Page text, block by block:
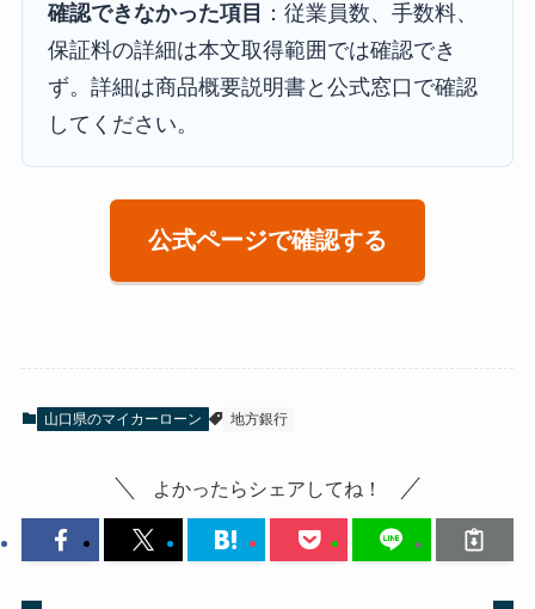
確認できなかった項目
：従業員数、手数料、
保証料の詳細は本文取得範囲では確認でき
ず。詳細は商品概要説明書と公式窓口で確認
してください。
公式ページで確認する
山口県のマイカーローン 地方銀行
よかったらシェアしてね！